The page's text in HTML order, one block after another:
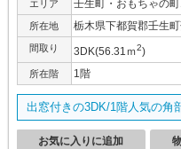
エリア 壬生町・おもちゃの
所在地 栃木県下都賀郡壬生
間取り 3DK(56.31ｍ2)
所在階 1階
出窓付きの3DK/1階人気の角
お気に入りに追加